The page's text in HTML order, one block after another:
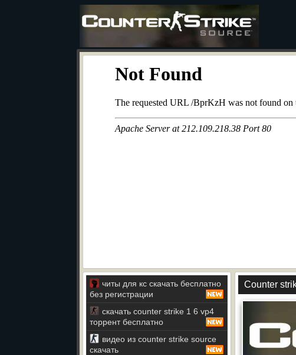
читы для кс скачать бесплатно
без регистрации
скачать counter strike 1 6 vp4
торрент бесплатно
видео из counter strike source
скачать
Counter